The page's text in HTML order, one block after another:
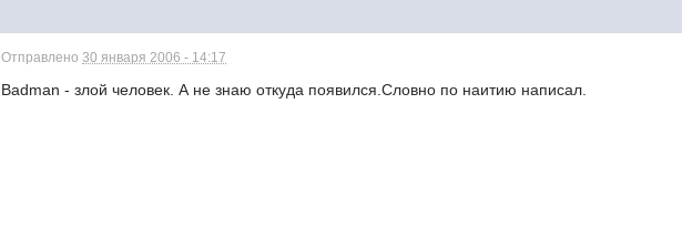
Отправлено30 января 2006 - 14:17
Badman - злой человек. А не знаю откуда появился.Словно по наитию написал.